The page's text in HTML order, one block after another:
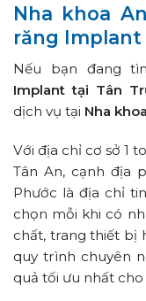
Nha khoa
răng Implant
Nếu bạn đang
Implant tại Tân
dịch vụ tại Nha
Với địa chỉ cơ sở 1
Tân An, cạnh địa
Phước là địa chỉ
chọn mỗi khi có
chất, trang thiết bị
quy trình chuyên
quả tối ưu nhất